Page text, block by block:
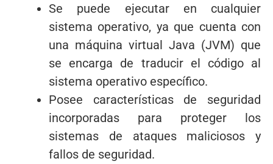
Se puede ejecutar en cualquier
sistema operativo, ya que cuenta con
una máquina virtual Java (JVM) que
se encarga de traducir el código al
sistema operativo específico.
Posee características de seguridad
incorporadas para proteger los
sistemas de ataques maliciosos y
fallos de seguridad.